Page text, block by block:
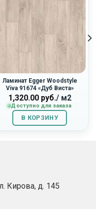
Ламинат Egger Woodstyle
Viva 91674 «Дуб Виста»
1,320.00руб./ м2
Доступно для заказа
В КОРЗИНУ
Кирова, д. 145​